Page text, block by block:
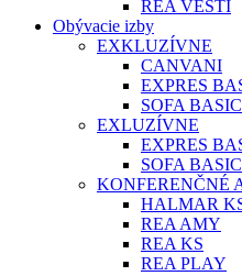
REA VESTI
Obývacie izby
EXKLUZÍVNE
CANVANI
EXPRES
SOFA BASIC
EXLUZÍVNE
EXPRES
SOFA BASIC
KONFERENČNÉ
HALMAR
REA AMY
REA KS
REA PLAY